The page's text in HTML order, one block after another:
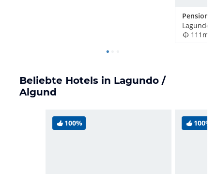
Lagundo
111m
Beliebte Hotels in Lagundo /
Algund
100% 100%